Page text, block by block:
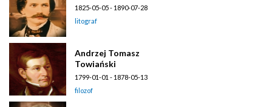
1825-05-05 - 1890-07-28
litograf
Andrzej Tomasz
Towiański
1799-01-01 - 1878-05-13
filozof